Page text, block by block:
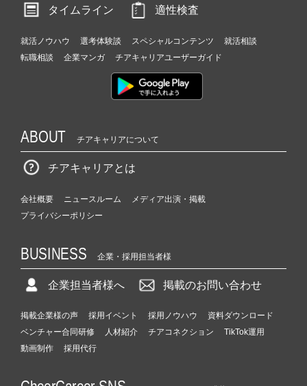
ャ
ア
h
e
e
a
r
e
タイムライン
適性検査
就活ノウハウ 選考体験談 スペシャルコンテンツ
就活相談
転職相談
企業マンガ チアキャリアユーザーガイド
ABOUT チアキャリアについて
チアキャリアとは
会社概要 ニュースルーム
メディア出演・掲載
プライバシーポリシー
BUSINESS 企業・採用担当者様
企業担当者様へ 掲載のお問い合わせ
掲載企業様の声 採用イベント 採用ノウハウ
資料ダウンロード
ベンチャー合同研修
人材紹介 チアコネクション
TikTok運用
動画制作
採用代行